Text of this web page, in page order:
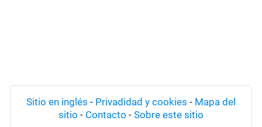
Sitio en inglés - Privadidad y cookies - Mapa del
sitio - Contacto - Sobre este sitio